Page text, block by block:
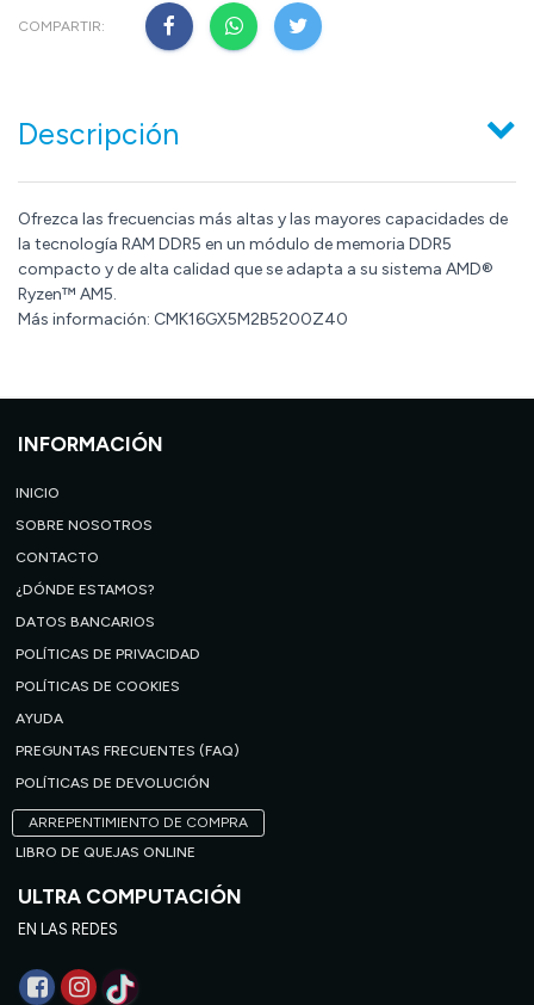
COMPARTIR:
Descripción
Ofrezca las frecuencias más altas y las mayores capacidades de
la tecnología RAM DDR5 en un módulo de memoria DDR5
compacto y de alta calidad que se adapta a su sistema AMD®
Ryzen™ AM5.
Más información: CMK16GX5M2B5200Z40
INFORMACIÓN
INICIO
SOBRE NOSOTROS
CONTACTO
¿DÓNDE ESTAMOS?
DATOS BANCARIOS
POLÍTICAS DE PRIVACIDAD
POLÍTICAS DE COOKIES
AYUDA
PREGUNTAS FRECUENTES (FAQ)
POLÍTICAS DE DEVOLUCIÓN
ARREPENTIMIENTO DE COMPRA
LIBRO DE QUEJAS ONLINE
ULTRA COMPUTACIÓN
EN LAS REDES